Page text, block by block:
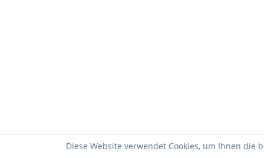
Diese Website verwendet Cookies, um Ihnen